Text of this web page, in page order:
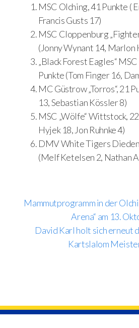
MSC Olching, 41 Punkte (
Francis Gusts 17)
MSC Cloppenburg
(Jonny Wynant 14, Marlon
„Black Forest Eagles“
Punkte (Tom Finger 16,
MC Güstrow „Torros“, 21
13, Sebastian Kössler 8)
MSC „Wölfe“ Wittstock,
Hyjek 18, Jon Ruhnke 4)
DMV White Tigers
(Melf Ketelsen 2, Nathan
Mammutprogramm in der
Arena“ am 13.
David Karl holt sich erneut
Kartslalom